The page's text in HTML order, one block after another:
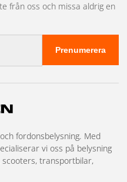
får du i
typiskt tre till fem
blinkers som standard,
alltid vilka funktioner som
på.
från oss och missa aldrig en
Prenumerera
fordonsbelysning. Med
vi oss på belysning
transportbilar,